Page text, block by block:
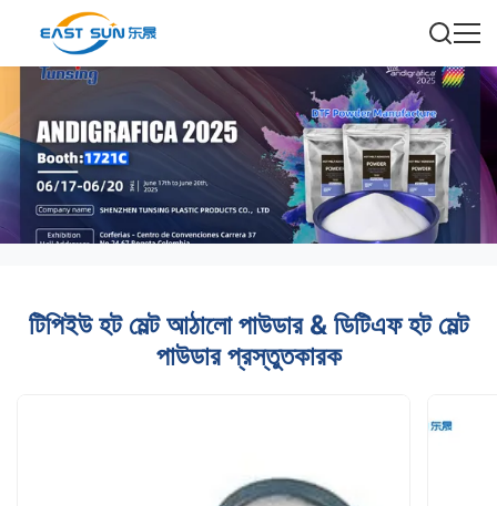
টিপিইউ হট মেল্ট আঠালো পাউডার & ডিটিএফ হট মেল্ট
পাউডার প্রস্তুতকারক